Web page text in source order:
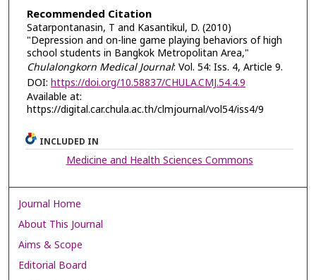
Recommended Citation
Satarpontanasin, T and Kasantikul, D. (2010)
"Depression and on-line game playing behaviors of high
school students in Bangkok Metropolitan Area,"
Chulalongkorn Medical Journal: Vol. 54: Iss. 4, Article 9.
DOI: https://doi.org/10.58837/CHULA.CMJ.54.4.9
Available at:
https://digital.car.chula.ac.th/clmjournal/vol54/iss4/9
INCLUDED IN
Medicine and Health Sciences Commons
Journal Home
About This Journal
Aims & Scope
Editorial Board